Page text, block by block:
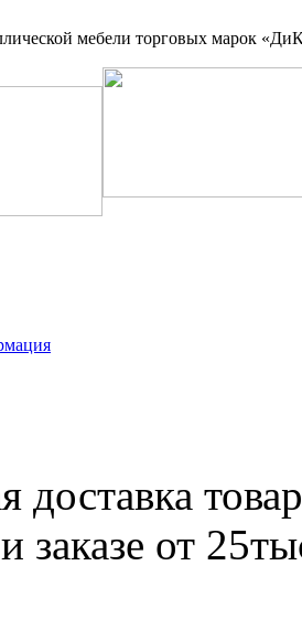
мебели торговых марок
доставка
от